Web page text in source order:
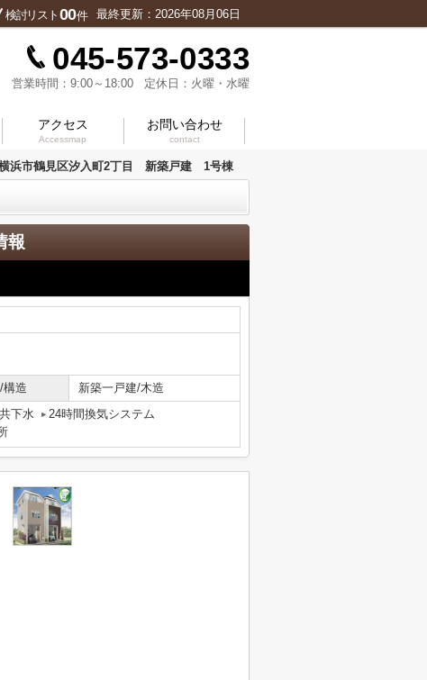
検討リスト 00件 最終更新：2026年08月06日
045-573-0333
営業時間：9:00～18:00 定休日：火曜・水曜
アクセス
Accessmap
お問い合わせ
contact
浜市鶴見区汐入町2丁目 新築戸建 1号棟
報
構造 新築一戸建/木造
下水
24時間換気システム